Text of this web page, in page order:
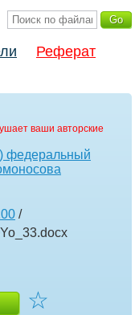
Реферат
ваши авторские
федеральный
/
.docx
☆